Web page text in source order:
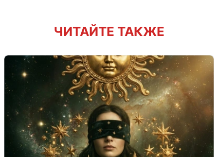
ЧИТАЙТЕ ТАКЖЕ